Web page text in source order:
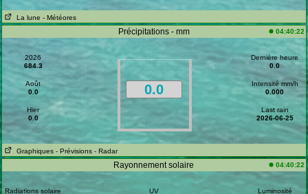
La lune - Météores
Précipitations - mm 04:40:22
2026
684.3
Août
0.0
Hier
0.0
0.0
Dernière heure
0.0
Intensité mm/h
0.000
Last rain
2026-06-25
Graphiques - Prévisions - Radar
Rayonnement solaire 04:40:22
Radiations solaire
UV
Luminosité